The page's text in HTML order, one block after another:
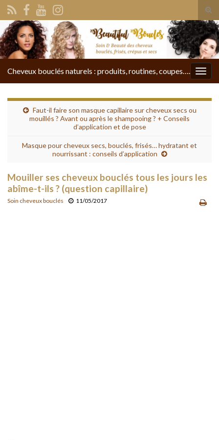
Search for:
Cheveux bouclés naturels : produits, routines, coupes….
Faut-il faire son masque capillaire sur cheveux secs ou
mouillés ? Avant ou après le shampooing ? + Conseils
d’application et de pose
Masque pour cheveux secs, bouclés, frisés… hydratant et
nourrissant : conseils d’application
Mouiller ses cheveux bouclés tous les jours les
abîme-t-ils ? (question capillaire)
Soin cheveux bouclés 11/05/2017